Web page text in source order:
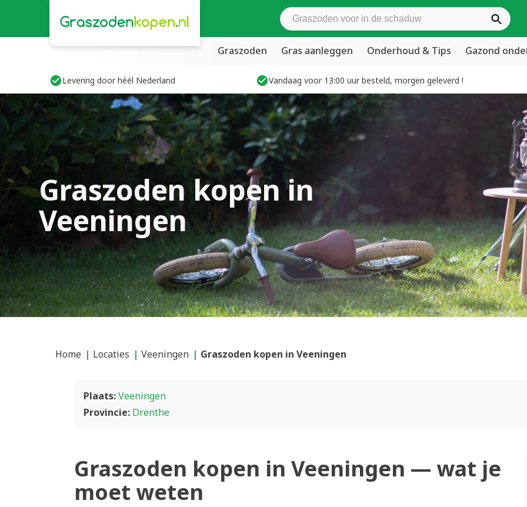
Zoek graszoden
Graszoden Gras aanleggen Onderhoud & Tips Gazond
Levering door héél Nederland Vandaag voor 13:00 uur besteld, morgen geleverd !
Graszoden kopen in
Veeningen
Home Locaties Veeningen Graszoden kopen in Veeningen
Plaats:Veeningen
Provincie: Drenthe
Graszoden kopen in Veeningen — wat je
moet weten